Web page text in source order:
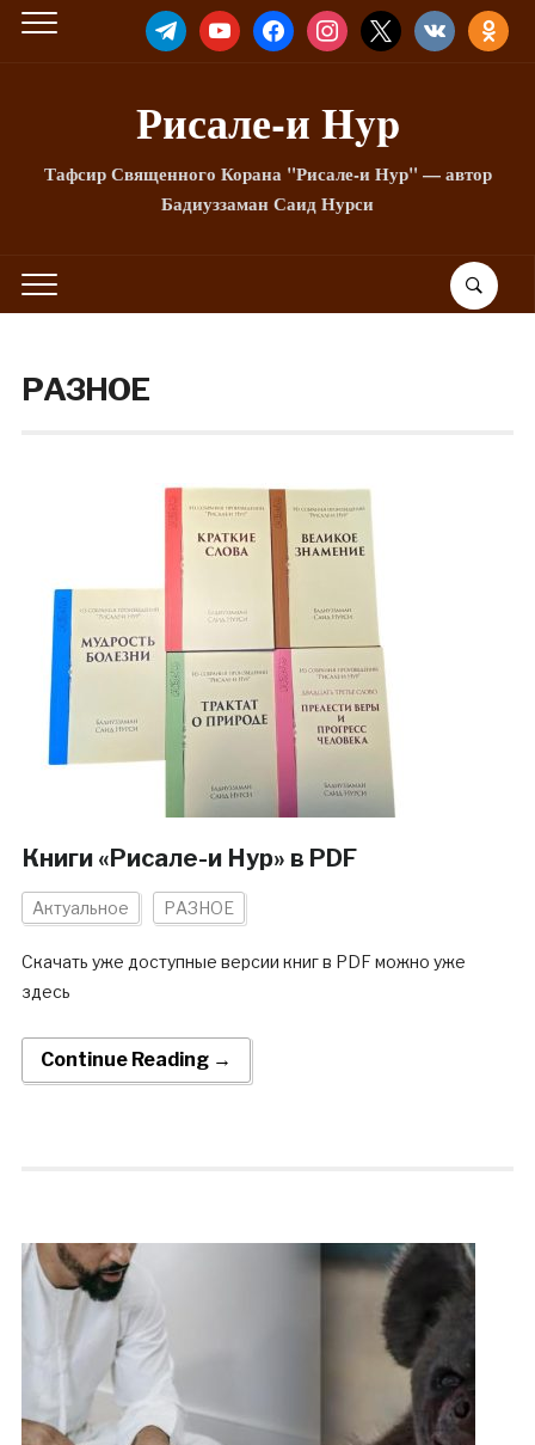
TELEGRAMYOUTUBEFACEBOOKINSTAGRAM
X VKONTAKTE
Рисале-и Hyp
Тафсир Священного Корана "Рисале-и Нур" — автор
Бадиуззаман Саид Нурси
РАЗНОЕ
Книги «Рисале-и Нур» в PDF
Актуальное РАЗНОЕ
Скачать уже доступные версии книг в PDF можно уже
здесь
Continue Reading →